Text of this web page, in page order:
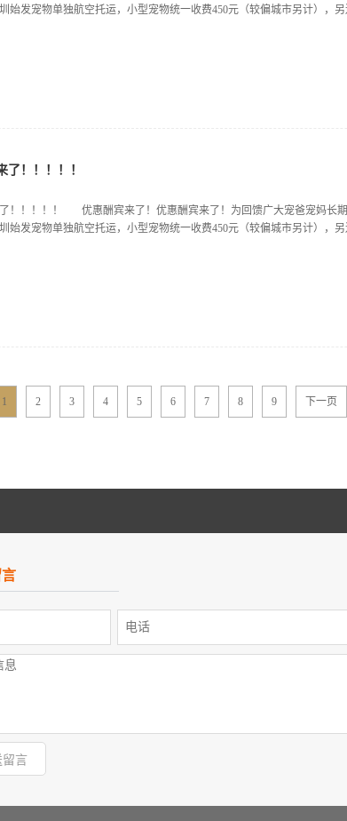
始发宠物单独航空托运，小型宠物统一收费450元（较偏城市另计），
了！！！！！
！！！！！ 优惠酬宾来了！优惠酬宾来了！为回馈广大宠爸宠妈长期
始发宠物单独航空托运，小型宠物统一收费450元（较偏城市另计），
1 2 3 4 5 6 7 8 9 下一页